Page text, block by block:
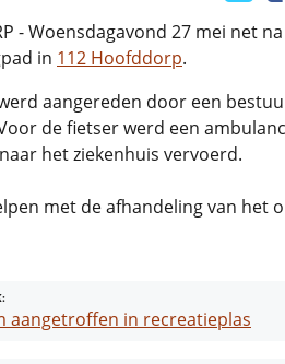
- Woensdagavond 27 mei net
in 112 Hoofddorp.
aangereden door een
de fietser werd een
het ziekenhuis vervoerd.
met de afhandeling van het
aangetroffen in recreatieplas